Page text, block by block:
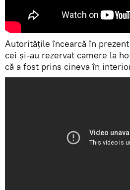
Autorităţile încearcă în
cei şi-au rezervat camere la
că a fost prins cineva în